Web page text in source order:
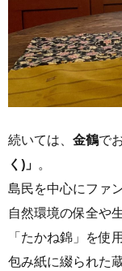
続いては、 金鶴で
く)」 。
島民を中心にファ
自然環境の保全や
「たかね錦」を使用
包み紙に綴られた